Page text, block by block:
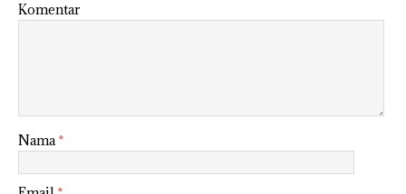
Komentar
Nama*